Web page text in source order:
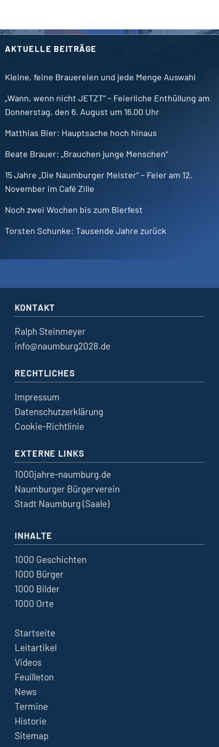
AKTUELLE BEITRÄGE
Kleine, feine Brauereien und jede Menge Auswahl
„Wann, wenn nicht JETZT“ – Feierliche Enthüllung am
Donnerstag, den 6. August um 16.00 Uhr
Matthias Bier Hauptsache hoch hinaus
Beate Brauer „Brauchen junge Menschen“
15 Jahre „Die Naumburger Meister“ – Feier am 12.
November im Café Zille
Noch zwei Wochen bis zum Bierfest
Torsten Schunke Tausende Jahre zurück
KONTAKT
Ralph Steinmeyer
info@naumburg2028.de
RECHTLICHES
Impressum
Datenschutzerklärung
Cookie-Richtlinie
EXTERNE LINKS
1000jahre-naumburg.de
Naumburger Bürgerverein
Stadt Naumburg (Saale)
INHALTE
1000 Geschichten
1000 Bürger
1000 Bilder
1000 Orte
Startseite
Leitartikel
Videos
Feuilleton
News
Termine
Historie
Sitemap